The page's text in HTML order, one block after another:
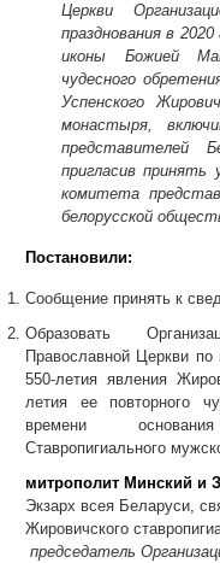
Церкви
празднования в
иконы Божией
чудесного
Успенского
монастыря,
представителей
пригласив принять
комитета
белорусской
Постановили:
Сообщение принять к
Образовать
Православной Церкви по
550-летия явления
летия ее повторного
времени
Ставропигиального
митрополит Минский и
Экзарх всея Беларуси,
Жировичского
председатель